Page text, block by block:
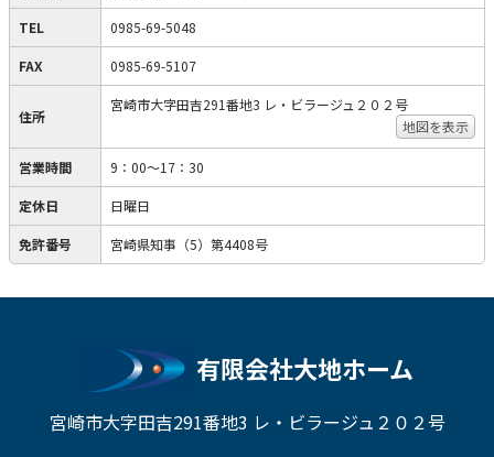
TEL 0985-69-5048
FAX 0985-69-5107
住所
宮崎市大字田吉291番地3 レ・ビラージュ２０２号
地図を表示
営業時間 9：00～17：30
定休日 日曜日
免許番号 宮崎県知事（5）第4408号
有限会社大地ホーム
宮崎市大字田吉291番地3 レ・ビラージュ２０２号